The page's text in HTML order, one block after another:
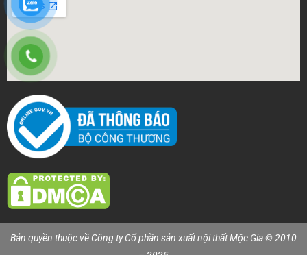
Bản quyền thuộc về Công ty Cổ phần sản xuất nội thất Mộc Gia © 2010